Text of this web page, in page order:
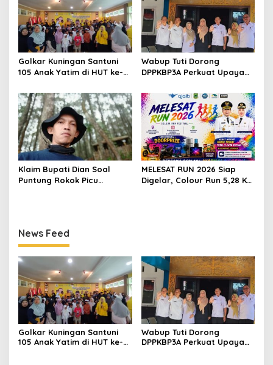
Golkar Kuningan Santuni
105 Anak Yatim di HUT ke-
Doakan Partai Semakin
Berjaya
Wabup Tuti Dorong
DPPKBP3A Perkuat Upaya
Tingkatkan Kesejahteraan
Keluarga
Klaim Bupati Dian Soal
Puntung Rokok Picu
MELESAT RUN 2026 Siap
Digelar, Colour Run 5,28 Km
News Feed
Golkar Kuningan Santuni
105 Anak Yatim di HUT ke-
Wabup Tuti Dorong
DPPKBP3A Perkuat Upaya